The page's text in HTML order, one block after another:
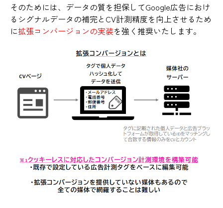
そのためには、データの質を担保してGoogle広告におけ
るシグナルデータの補完とCV計測精度を向上させるため
に拡張コンバージョンの実装を強く推奨いたします。